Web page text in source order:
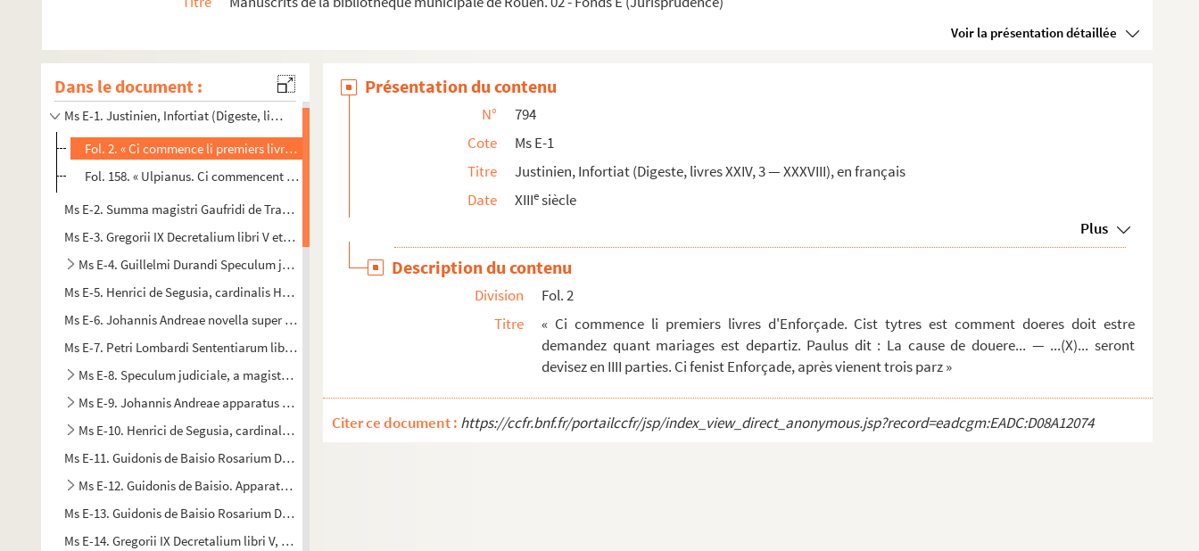
Voir la présentation détaillée
Dans le document :
Ms E-1 a.Decretum Gratiani
Ms E-1. Justinien, Infortiat (Digeste, livres XXIV, 3 — XXXVIII), en français
Fol. 2. « Ci commence li premiers livres d'Enforçade. Cist tytres est comment doeres doit estre demandez qua...
Fol. 158. « Ulpianus. Ci commencent trois parz de quoi li commencemenz se joint à la fin d'Enforçade et est to...
Ms E-2. Summa magistri Gaufridi de Trano, sedis apostolice cardinalis, super titulis Decretalium
Ms E-3. Gregorii IX Decretalium libri V et Innocentii IV novae constitutiones
Ms E-4. Guillelmi Durandi Speculum judiciale et Repertorium
Ms E-5. Henrici de Segusia, cardinalis Hostiensis commentarius in libros III-V Decretalium
Ms E-6. Johannis Andreae novella super sexto libro Decretalium
Ms E-7. Petri Lombardi Sententiarum libri IV
Ms E-8. Speculum judiciale, a magistro Guillermo Duranti compositum
Ms E-9. Johannis Andreae apparatus super sextum librum Decretalium domini Bonifacii papae octavi
Ms E-10. Henrici de Segusia, cardinalis Hostiensis. Summa de titulis Decretalium
Ms E-11. Guidonis de Baisio Rosarium Decreti
Ms E-12. Guidonis de Baisio. Apparatus sexti libri Decretalium, etc.
Ms E-13. Guidonis de Baisio Rosarium Decreti
Ms E-14. Gregorii IX Decretalium libri V, cum glossis
Présentation du contenu
N°
794
Cote
Ms E-1
Titre
Justinien, Infortiat (Digeste, livres XXIV, 3 — XXXVIII), en français
Date
XIIIesiècle
Plus
Description du contenu
Division
Fol. 2
Titre
« Ci commence li premiers livres d'Enforçade. Cist tytres est comment doeres doit estre
demandez quant mariages est departiz. Paulus dit : La cause de douere... — ...(X)... seront
devisez en IIII parties. Ci fenist Enforçade, après vienent trois parz »
Citer ce document : https://ccfr.bnf.fr/portailccfr/jsp/index_view_direct_anonymous.jsp?record=eadcgm:EADC:D08A12074